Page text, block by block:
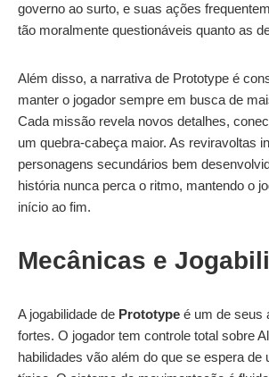
governo ao surto, e suas ações
tão moralmente questionáveis quanto as
Além disso, a narrativa de Prototype é
manter o jogador sempre em busca de
Cada missão revela novos detalhes,
um quebra-cabeça maior. As reviravoltas
personagens secundários bem
história nunca perca o ritmo, mantendo o
início ao fim.
Mecânicas e
A jogabilidade de Prototype é um de seus
fortes. O jogador tem controle total sobre
habilidades vão além do que se espera de